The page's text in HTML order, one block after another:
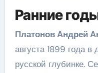
Ранние
Платонов Андрей
августа 1899 года в
русской глубинке.